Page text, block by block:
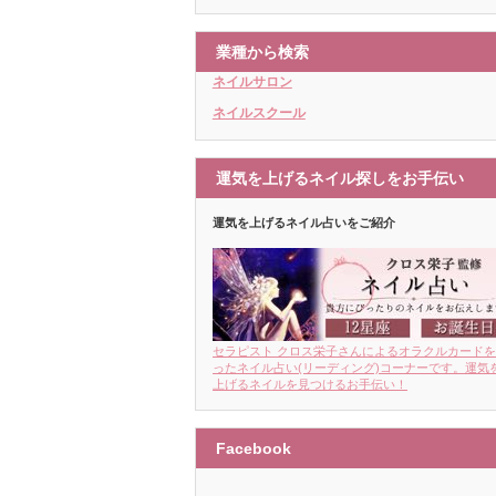
業種から検索
ネイルサロン
ネイルスクール
運気を上げるネイル探しをお手伝い
運気を上げるネイル占いをご紹介
セラピスト クロス栄子さんによるオラクルカード
ったネイル占い(リーディング)コーナーです。運気
上げるネイルを見つけるお手伝い！
Facebook